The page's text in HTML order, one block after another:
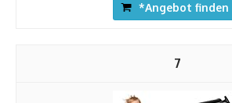
*Angebot finden
7